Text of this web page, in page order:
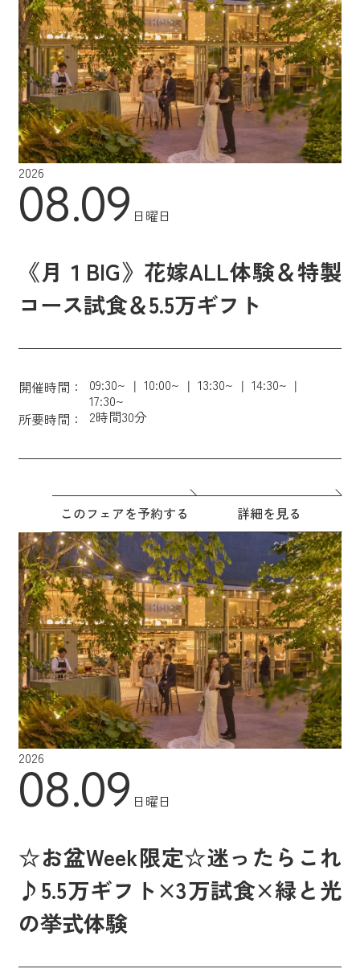
2026
08.09 日曜日
《月１BIG》花嫁ALL体験＆特製
コース試食＆5.5万ギフト
開催時間： 09:30~ 10:00~ 13:30~
14:30~
17:30~
所要時間：
2時間30分
このフェアを予約する 詳細を見る
2026
08.09 日曜日
☆お盆Week限定☆迷ったらこれ
♪5.5万ギフト×3万試食×緑と光
の挙式体験